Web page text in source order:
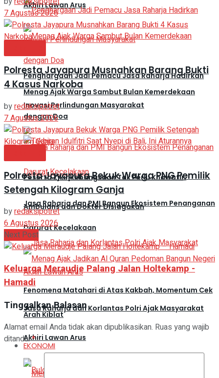
Akhiri Lawan Arus
Menag Ajak Warga Sambut Bulan Kemerdekaan
dengan Doa
Jasa Raharja dan PMI Bangun Ekosistem Penanganan
Darurat Kecelakaan
Fenomena Matahari di Atas Kakbah, Momentum Cek
Arah Kiblat
EKONOMI
Penghargaan Jadi Pemacu Jasa Raharja Hadirkan
Inovasi Perlindungan Masyarakat
Peserta Zikir Kebangsaan Tak Perlu Khawatir,
Ambulans dan Dokter Disiagakan
Jasa Raharja dan Korlantas Polri Ajak Masyarakat
Akhiri Lawan Arus
7 Agustus 2026
Polresta Jayapura Musnahkan Barang Bukti
4 Kasus Narkoba
byredaksipotret
7 Agustus 2026
Polresta Jayapura Bekuk Warga PNG Pemilik
Setengah Kilogram Ganja
byredaksipotret
6 Agustus 2026
Next Post
Keluarga Meraudje Palang Jalan Holtekamp -
Hamadi
Tinggalkan Balasan
Alamat email Anda tidak akan dipublikasikan. Ruas yang wajib
ditandai*